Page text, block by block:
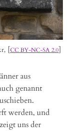
[ CC BY-NC-SA 2.0
aus
genannt
werden, und
uns der